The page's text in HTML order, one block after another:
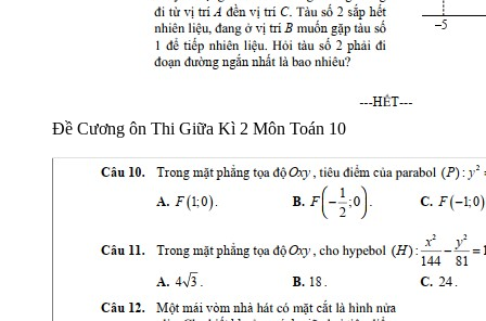
Đề Cương ôn Thi Giữa Kì 2 Môn Toán 10